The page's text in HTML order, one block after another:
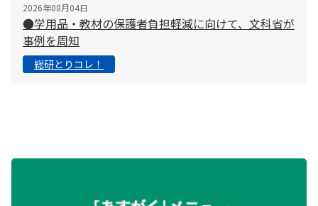
2026年08月04日
●学用品・教材の保護者負担軽減に向けて、文科省が
事例を周知
総研とりコレ！